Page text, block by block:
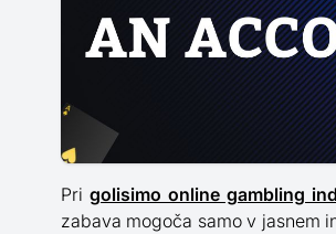
Pri golisimo online gambling
zabava mogoča samo v jasnem